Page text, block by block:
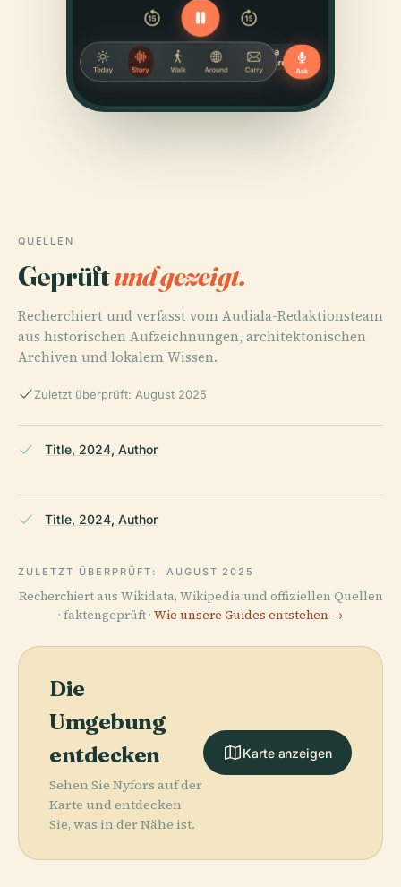
QUELLEN
Geprüftund gezeigt.
Recherchiert und verfasst vom Audiala-Redaktionsteam
aus historischen Aufzeichnungen, architektonischen
Archiven und lokalem Wissen.
Zuletzt überprüft: August 2025
Title, 2024, Author
Title, 2024, Author
ZULETZT ÜBERPRÜFT: AUGUST 2025
Recherchiert aus Wikidata, Wikipedia und offiziellen Quellen
· faktengeprüft · Wie unsere Guides entstehen →
Die
Umgebung
entdecken
Sehen Sie Nyfors auf der
Karte und entdecken
Sie, was in der Nähe ist.
Karte anzeigen